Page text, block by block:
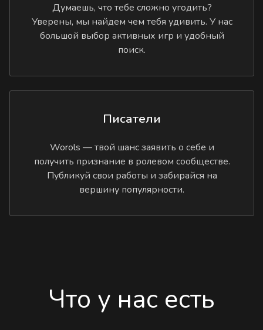
Думаешь, что тебе сложно угодить?
Уверены, мы найдем чем тебя удивить. У нас
большой выбор активных игр и удобный
поиск.
Писатели
Worols — твой шанс заявить о себе и
получить признание в ролевом сообществе.
Публикуй свои работы и забирайся на
вершину популярности.
Что у нас есть